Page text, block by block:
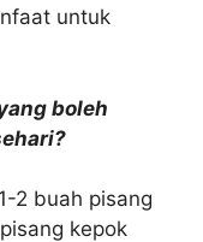
untuk
boleh
2 buah pisang
kepok